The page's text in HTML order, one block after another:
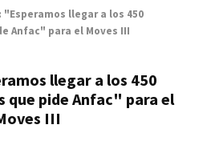
"Esperamos llegar a los 450
Anfac" para el Moves III
llegar a los 450
que pide Anfac" para el
III